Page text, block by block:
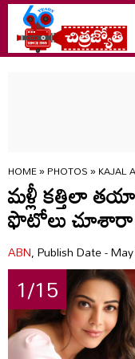
HOME»PHOTOS»KAJAL
మళ్లీ కత్తిలా
ఫొటోలు
ABN, Publish Date -
1/15